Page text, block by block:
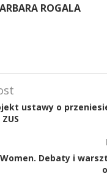
ROGALA
ustawy o
Women. Debaty i